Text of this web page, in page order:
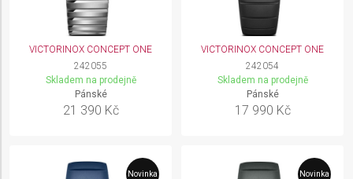
VICTORINOX CONCEPT ONE
242055
Skladem na prodejně
Pánské
21 390 Kč
VICTORINOX CONCEPT ONE
242054
Skladem na prodejně
Pánské
17 990 Kč
Novinka Novinka